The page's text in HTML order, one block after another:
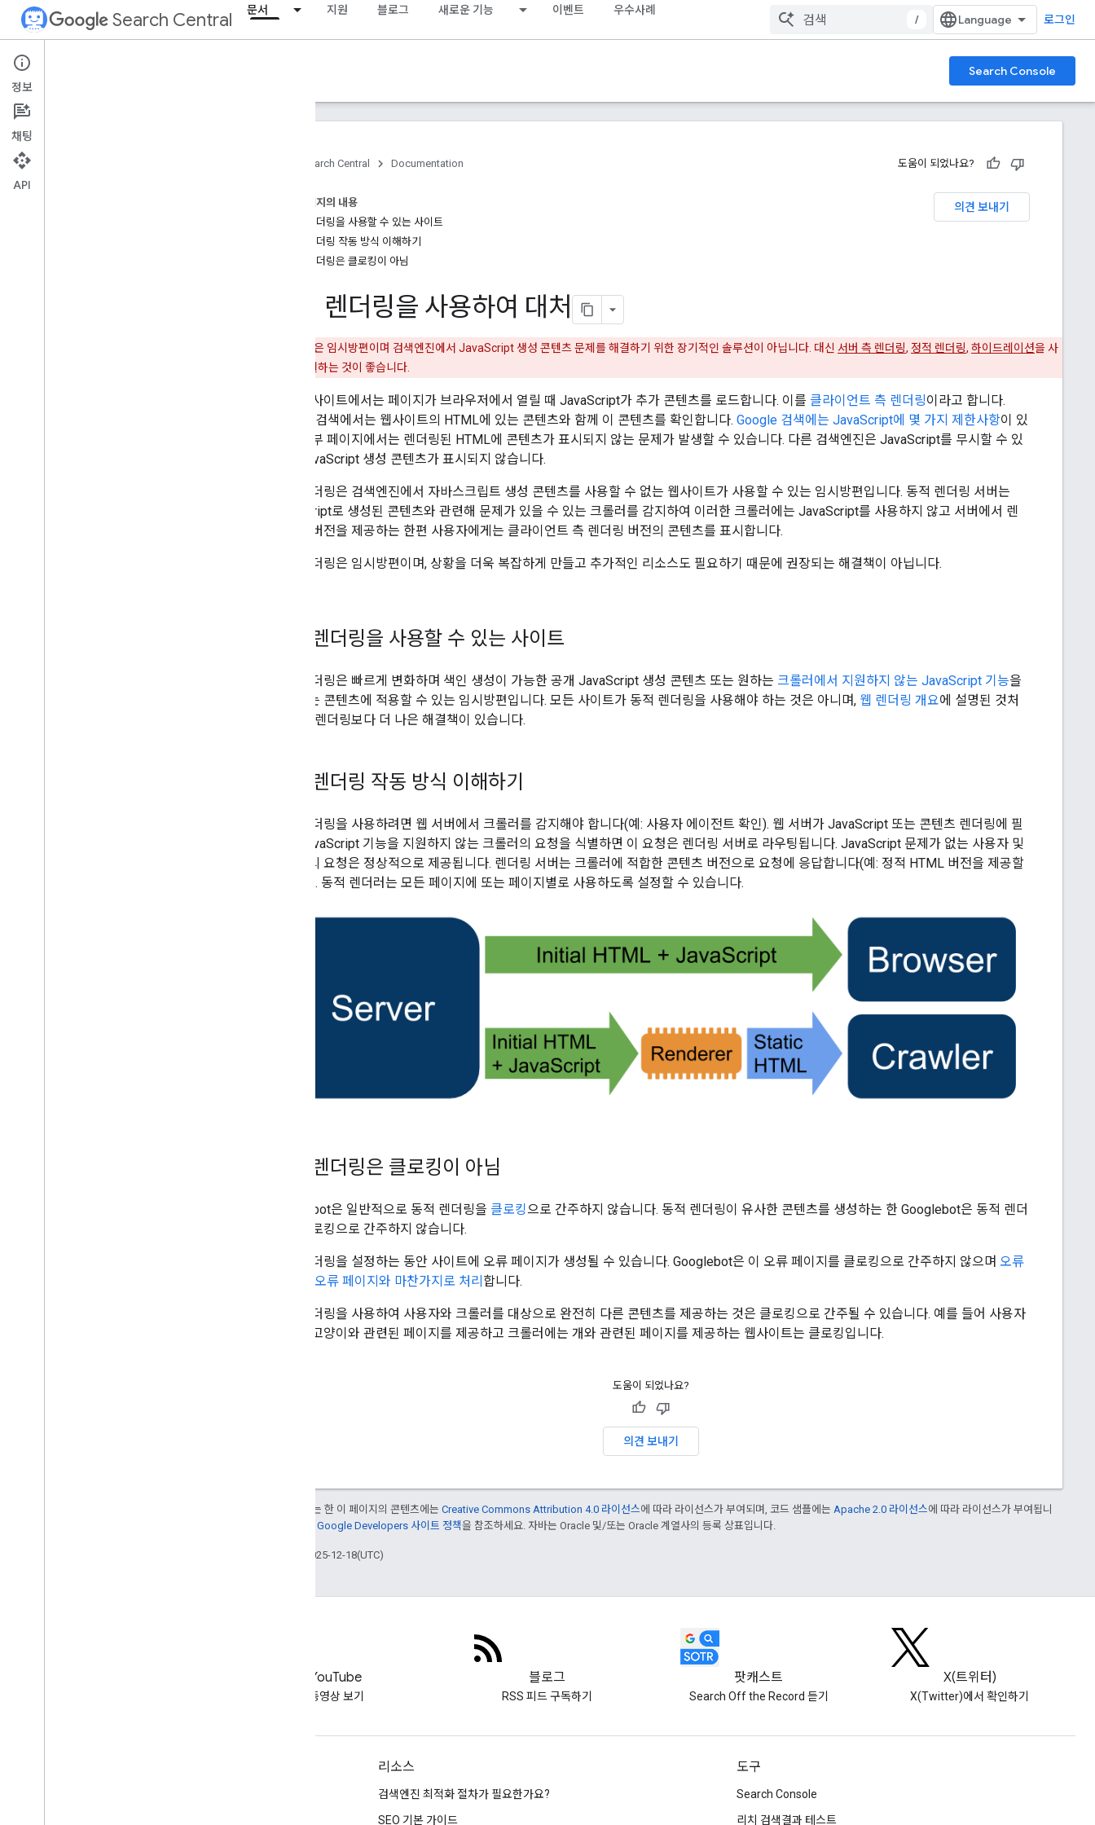
Search Central 문서 지원 블로그 새로운 기능 이벤트 우수사례
/ 로그인
Documentation Search Console
소개
검색엔진 최적화 기초
Search Central Documentation 도움이 되었나요?
의견 보내기
이 페이지의 내용
동적 렌더링을 사용할 수 있는 사이트
동적 렌더링 작동 방식 이해하기
동적 렌더링은 클로킹이 아님
동적 렌더링을 사용하여 대처
동적 렌더링은 임시방편이며 검색엔진에서 JavaScript 생성 콘텐츠 문제를 해결하기 위한 장기적인 솔루션이 아닙니다. 대신 서버 측 렌더링, 정적 렌더링, 하이드레이션을 사
용해 문제를 해결하는 것이 좋습니다.
일부 웹사이트에서는 페이지가 브라우저에서 열릴 때 JavaScript가 추가 콘텐츠를 로드합니다. 이를 클라이언트 측 렌더링이라고 합니다.
Google 검색에서는 웹사이트의 HTML에 있는 콘텐츠와 함께 이 콘텐츠를 확인합니다. Google 검색에는 JavaScript에 몇 가지 제한사항이 있
으며 일부 페이지에서는 렌더링된 HTML에 콘텐츠가 표시되지 않는 문제가 발생할 수 있습니다. 다른 검색엔진은 JavaScript를 무시할 수 있
으며 JavaScript 생성 콘텐츠가 표시되지 않습니다.
동적 렌더링은 검색엔진에서 자바스크립트 생성 콘텐츠를 사용할 수 없는 웹사이트가 사용할 수 있는 임시방편입니다. 동적 렌더링 서버는
JavaScript로 생성된 콘텐츠와 관련해 문제가 있을 수 있는 크롤러를 감지하여 이러한 크롤러에는 JavaScript를 사용하지 않고 서버에서 렌
더링된 버전을 제공하는 한편 사용자에게는 클라이언트 측 렌더링 버전의 콘텐츠를 표시합니다.
동적 렌더링은 임시방편이며, 상황을 더욱 복잡하게 만들고 추가적인 리소스도 필요하기 때문에 권장되는 해결책이 아닙니다.
동적 렌더링을 사용할 수 있는 사이트
동적 렌더링은 빠르게 변화하며 색인 생성이 가능한 공개 JavaScript 생성 콘텐츠 또는 원하는 크롤러에서 지원하지 않는 JavaScript 기능을
사용하는 콘텐츠에 적용할 수 있는 임시방편입니다. 모든 사이트가 동적 렌더링을 사용해야 하는 것은 아니며, 웹 렌더링 개요에 설명된 것처
럼 동적 렌더링보다 더 나은 해결책이 있습니다.
동적 렌더링 작동 방식 이해하기
동적 렌더링을 사용하려면 웹 서버에서 크롤러를 감지해야 합니다(예: 사용자 에이전트 확인). 웹 서버가 JavaScript 또는 콘텐츠 렌더링에 필
요한 JavaScript 기능을 지원하지 않는 크롤러의 요청을 식별하면 이 요청은 렌더링 서버로 라우팅됩니다. JavaScript 문제가 없는 사용자 및
크롤러의 요청은 정상적으로 제공됩니다. 렌더링 서버는 크롤러에 적합한 콘텐츠 버전으로 요청에 응답합니다(예: 정적 HTML 버전을 제공할
수 있음). 동적 렌더러는 모든 페이지에 또는 페이지별로 사용하도록 설정할 수 있습니다.
동적 렌더링은 클로킹이 아님
Googlebot은 일반적으로 동적 렌더링을 클로킹으로 간주하지 않습니다. 동적 렌더링이 유사한 콘텐츠를 생성하는 한 Googlebot은 동적 렌더
링을 클로킹으로 간주하지 않습니다.
동적 렌더링을 설정하는 동안 사이트에 오류 페이지가 생성될 수 있습니다. Googlebot은 이 오류 페이지를 클로킹으로 간주하지 않으며 오류
를 다른 오류 페이지와 마찬가지로 처리 합니다.
동적 렌더링을 사용하여 사용자와 크롤러를 대상으로 완전히 다른 콘텐츠를 제공하는 것은 클로킹으로 간주될 수 있습니다. 예를 들어 사용자
에게는 고양이와 관련된 페이지를 제공하고 크롤러에는 개와 관련된 페이지를 제공하는 웹사이트는 클로킹입니다.
도움이 되었나요?
의견 보내기
달리 명시되지 않는 한 이 페이지의 콘텐츠에는 Creative Commons Attribution 4.0 라이선스에 따라 라이선스가 부여되며, 코드 샘플에는 Apache 2.0 라이선스에 따라 라이선스가 부여됩니
Google Developers 사이트 정책을 참조하세요. 자바는 Oracle 및/또는 Oracle 계열사의 등록 상표입니다.
최종 업데이트: 2025-12-18(UTC)
YouTube
동영상 보기
블로그
RSS 피드 구독하기
팟캐스트
Search Off the Record 듣기
X(트위터)
X(Twitter)에서 확인하기
리소스
검색엔진 최적화 절차가 필요한가요?
SEO 기본 가이드
도구
Search Console
리치 검색결과 테스트
정보
채팅
API